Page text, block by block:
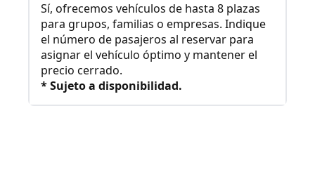
Sí, ofrecemos vehículos de hasta 8 plazas
para grupos, familias o empresas. Indique
el número de pasajeros al reservar para
asignar el vehículo óptimo y mantener el
precio cerrado.
* Sujeto a disponibilidad.